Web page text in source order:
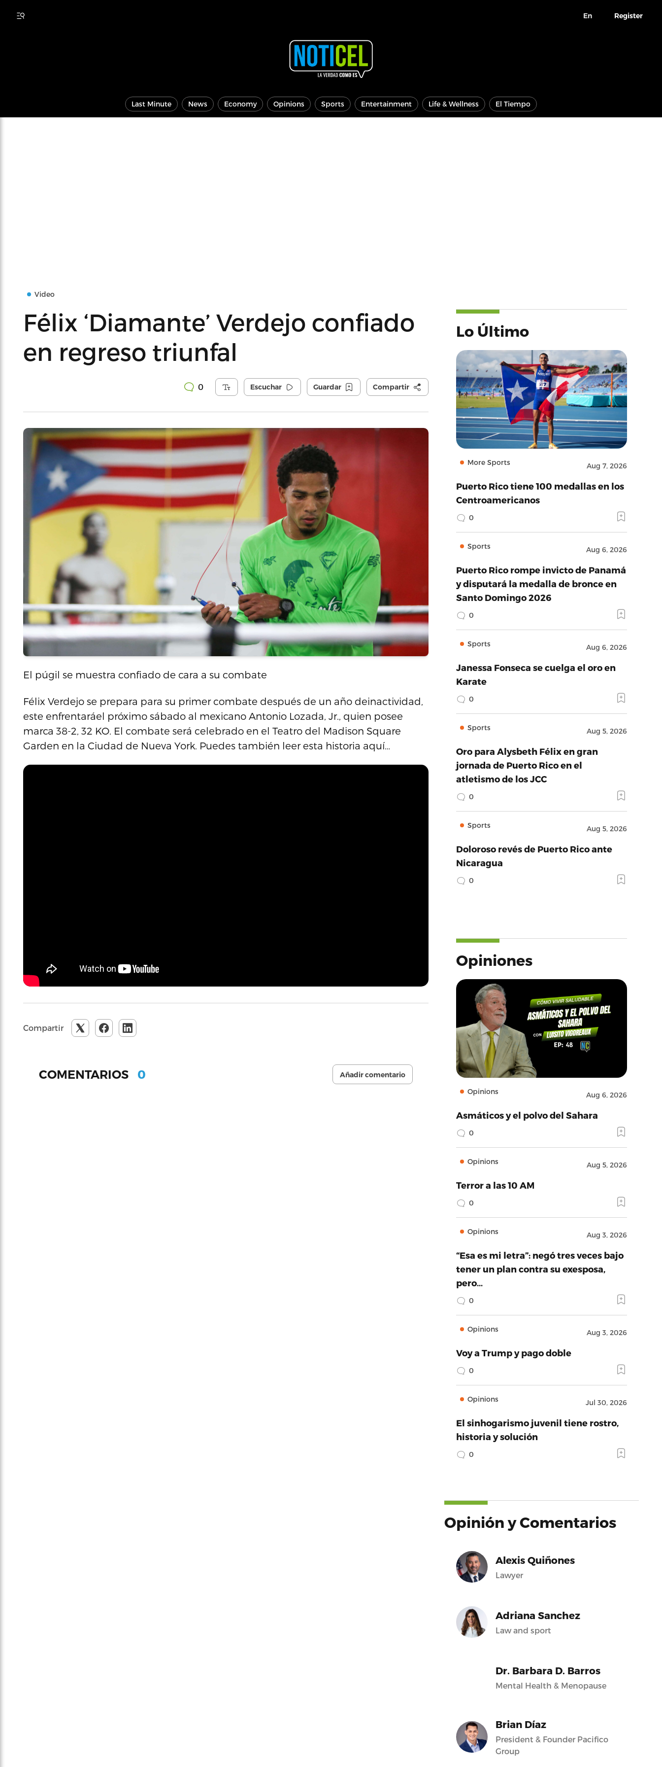
En Register
Last Minute News Economy Opinions Sports Entertainment Life & Wellness El Tiempo
Video
Félix ‘Diamante’ Verdejo confiado
en regreso triunfal
0 Escuchar Guardar Compartir
El púgil se muestra confiado de cara a su combate
Félix Verdejo se prepara para su primer combate después de un año deinactividad,
este enfrentaráel próximo sábado al mexicano Antonio Lozada, Jr., quien posee
marca 38-2, 32 KO. El combate será celebrado en el Teatro del Madison Square
Garden en la Ciudad de Nueva York. Puedes también leer esta historia aquí…
Compartir
COMENTARIOS 0 Añadir comentario
Lo Último
More Sports Aug 7, 2026
Puerto Rico tiene 100 medallas en los
Centroamericanos
0
Sports Aug 6, 2026
Puerto Rico rompe invicto de Panamá
y disputará la medalla de bronce en
Santo Domingo 2026
0
Sports Aug 6, 2026
Janessa Fonseca se cuelga el oro en
Karate
0
Sports Aug 5, 2026
Oro para Alysbeth Félix en gran
jornada de Puerto Rico en el
atletismo de los JCC
0
Sports Aug 5, 2026
Doloroso revés de Puerto Rico ante
Nicaragua
0
Opiniones
Opinions Aug 6, 2026
Asmáticos y el polvo del Sahara
0
Opinions Aug 5, 2026
Terror a las 10 AM
0
Opinions Aug 3, 2026
“Esa es mi letra”: negó tres veces bajo
tener un plan contra su exesposa,
pero…
0
Opinions Aug 3, 2026
Voy a Trump y pago doble
0
Opinions Jul 30, 2026
El sinhogarismo juvenil tiene rostro,
historia y solución
0
Opinión y Comentarios
Alexis Quiñones
Lawyer
Adriana Sanchez
Law and sport
Dr. Barbara D. Barros
Mental Health & Menopause
Brian Díaz
President & Founder Pacifico
Group